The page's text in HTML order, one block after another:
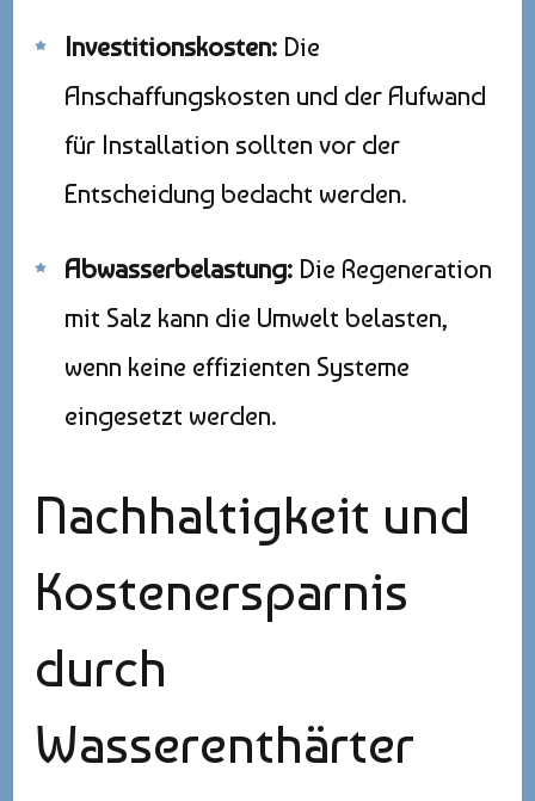
Investitionskosten: Die
Anschaffungskosten und der Aufwand
für Installation sollten vor der
Entscheidung bedacht werden.
Abwasserbelastung: Die Regeneration
mit Salz kann die Umwelt belasten,
wenn keine effizienten Systeme
eingesetzt werden.
Nachhaltigkeit und
Kostenersparnis
durch
Wasserenthärter